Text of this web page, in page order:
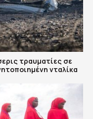
τραυματίες σε
νταλίκα